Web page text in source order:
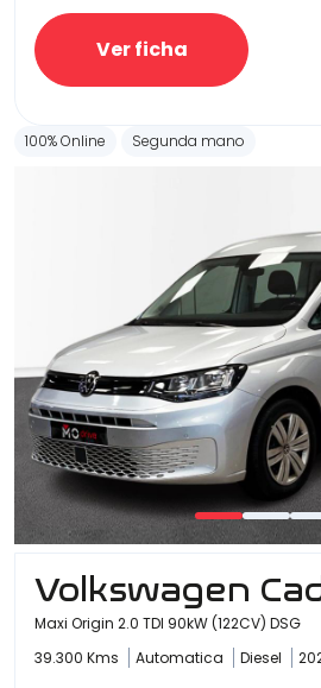
Ver ficha
100% Online Segunda mano
Volkswagen
Maxi Origin 2.0 TDI 90kW (122CV) DSG
39.300 Kms
Automatica Diesel